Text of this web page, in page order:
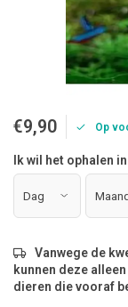
€9,90 Op
Ik wil het ophalen
Vanwege de
kunnen deze
dieren die vooraf